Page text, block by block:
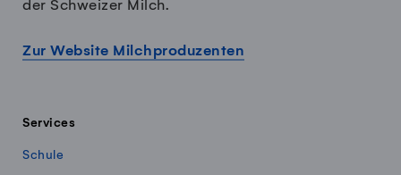
der Schweizer Milch.
Zur Website Milchproduzenten
Services
Schule